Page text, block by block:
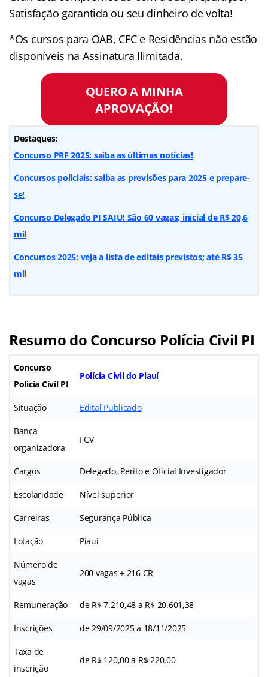
Satisfação garantida ou seu dinheiro de volta!
*Os cursos para OAB, CFC e Residências não estão
disponíveis na Assinatura Ilimitada.
QUERO A MINHA
APROVAÇÃO!
Destaques:
Concurso PRF 2025: saiba as últimas notícias!
Concursos policiais: saiba as previsões para 2025 e prepare-
se!
Concurso Delegado PI SAIU! São 60 vagas; inicial de R$ 20,6
mil
Concursos 2025: veja a lista de editais previstos; até R$ 35
mil
Resumo do Concurso Polícia Civil PI
Concurso
Polícia Civil PI
Polícia Civil do Piauí
Situação Edital Publicado
Banca
organizadora
FGV
Cargos Delegado, Perito e Oficial Investigador
Escolaridade Nível superior
Carreiras Segurança Pública
Lotação Piauí
Número de
vagas
200 vagas + 216 CR
Remuneração de R$ 7.210,48 a R$ 20.601,38
Inscrições de 29/09/2025 a 18/11/2025
Taxa de
inscrição
de R$ 120,00 a R$ 220,00